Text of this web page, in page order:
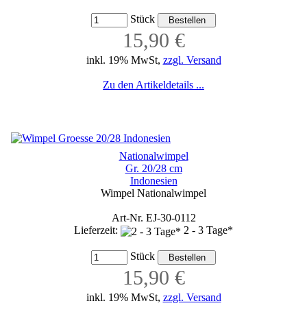
Stück
15,90 €
inkl. 19% MwSt, zzgl. Versand
Zu den Artikeldetails ...
Nationalwimpel
Gr. 20/28 cm
Indonesien
Wimpel Nationalwimpel
Art-Nr. EJ-30-0112
Lieferzeit:
2 - 3 Tage*
Stück
15,90 €
inkl. 19% MwSt, zzgl. Versand